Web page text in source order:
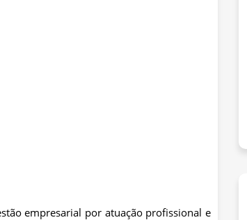
empresarial por atuação profissional e